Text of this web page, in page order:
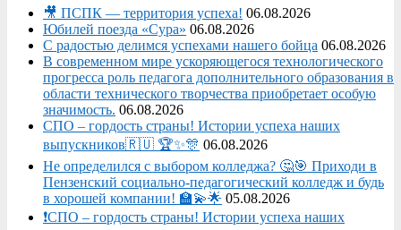
🎥 ПСПК — территория успеха! 06.08.2026
Юбилей поезда «Сура» 06.08.2026
С радостью делимся успехами нашего бойца 06.08.2026
В современном мире ускоряющегося технологического
прогресса роль педагога дополнительного образования в
области технического творчества приобретает особую
значимость. 06.08.2026
СПО – гордость страны! Истории успеха наших
выпускников🇷🇺 🏆✨🎊 06.08.2026
Не определился с выбором колледжа? 🤔🎯 Приходи в
Пензенский социально-педагогический колледж и будь
в хорошей компании! 🏫💫🌟 05.08.2026
❗СПО – гордость страны! Истории успеха наших